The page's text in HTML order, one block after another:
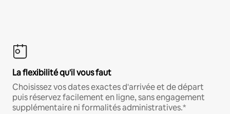
La flexibilité qu'il vous faut
Choisissez vos dates exactes d'arrivée et de départ
puis réservez facilement en ligne, sans engagement
supplémentaire ni formalités administratives.*